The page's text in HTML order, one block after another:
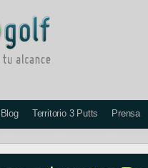
Blog Territorio 3 Putts Prensa